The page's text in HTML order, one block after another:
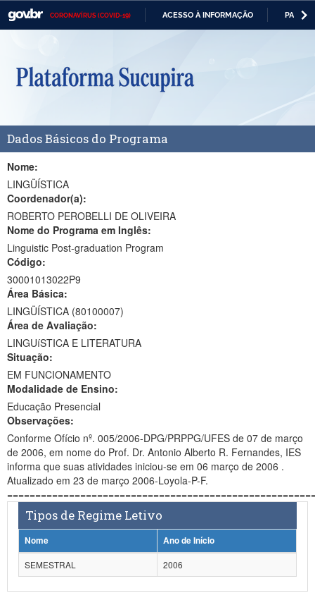
CORONAVÍRUS (COVID-19) ACESSO À INFORMAÇÃO
Casa Civil
Ministério da Defesa
Ministério da Economia
Ministério da Infraestrutura
Ministério da Educação
Ministério da Cidadania
Ministério da Saúde
Ministério de Minas e Energia
Ministério da Ciência, Tecnologia, Inovações e Comunicações
Ministério do Meio Ambiente
Ministério do Turismo
Ministério do Desenvolvimento Regional
Ministério da Mulher, da Família e dos Direitos Humanos
Secretaria-Geral
Secretaria de Governo
Dados Básicos do Programa
Nome:
LINGÜÍSTICA
Coordenador(a):
ROBERTO PEROBELLI DE OLIVEIRA
Nome do Programa em Inglês:
Linguistic Post-graduation Program
Código:
30001013022P9
Área Básica:
LINGÜÍSTICA (80100007)
Área de Avaliação:
LINGUíSTICA E LITERATURA
Situação:
EM FUNCIONAMENTO
Modalidade de Ensino:
Educação Presencial
Observações:
Conforme Ofício nº. 005/2006-DPG/PRPPG/UFES de 07 de março
de 2006, em nome do Prof. Dr. Antonio Alberto R. Fernandes, IES
informa que suas atividades iniciou-se em 06 março de 2006 .
Atualizado em 23 de março 2006-Loyola-P-F.
Tipos de Regime Letivo
Nome
Ano de Início
SEMESTRAL
2006